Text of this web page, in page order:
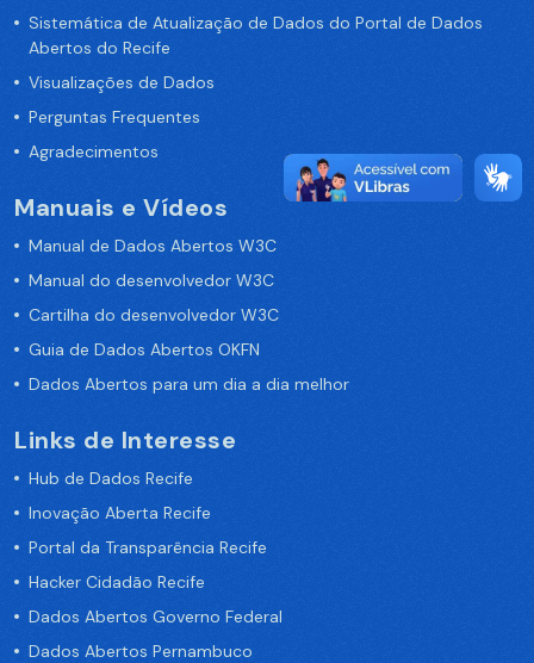
Sistemática de Atualização de Dados do Portal de Dados
Abertos do Recife
Visualizações de Dados
Perguntas Frequentes
Agradecimentos
Manuais e Vídeos
Manual de Dados Abertos W3C
Manual do desenvolvedor W3C
Cartilha do desenvolvedor W3C
Guia de Dados Abertos OKFN
Dados Abertos para um dia a dia melhor
Links de Interesse
Hub de Dados Recife
Inovação Aberta Recife
Portal da Transparência Recife
Hacker Cidadão Recife
Dados Abertos Governo Federal
Dados Abertos Pernambuco